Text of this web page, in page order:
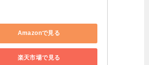
Amazonで見る
楽天市場で見る